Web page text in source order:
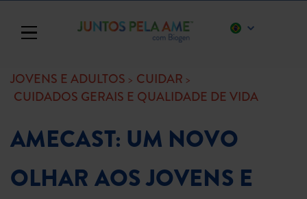
Toggle navigation
JOVENS E ADULTOS
CUIDAR
CUIDADOS GERAIS E QUALIDADE DE VIDA
AMECAST: UM NOVO
OLHAR AOS JOVENS E